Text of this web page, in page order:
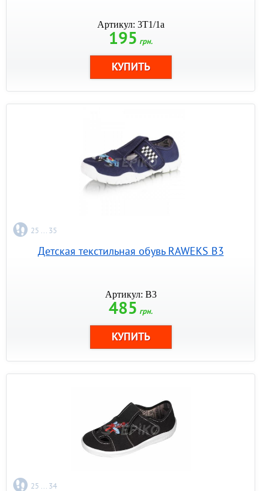
Артикул: 3T1/1a
195 грн.
25 ... 35
Детская текстильная обувь RAWEKS B3
Артикул: B3
485 грн.
25 ... 34